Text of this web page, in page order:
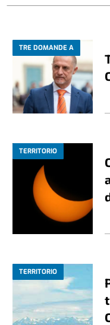
TRE DOMANDE A
TERRITORIO
TERRITORIO